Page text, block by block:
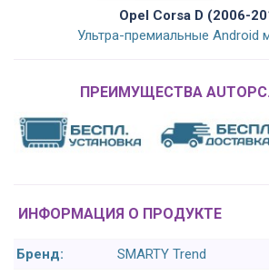
Opel Corsa D (2006-
Ультра-премиальные Android
ПРЕИМУЩЕСТВА
ИНФОРМАЦИЯ О ПРОДУКТЕ
Бренд:
SMARTY Trend